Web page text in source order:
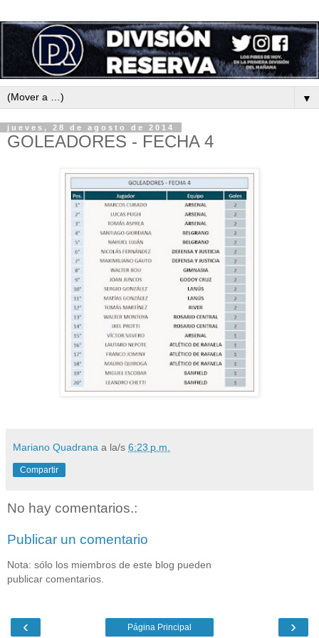
▼
jueves, 28 de agosto de 2014
GOLEADORES - FECHA 4
Mariano Quadrana a la/s 6:23 p.m.
Compartir
No hay comentarios.:
Publicar un comentario
Nota: sólo los miembros de este blog pueden
publicar comentarios.
‹ ›
Página Principal